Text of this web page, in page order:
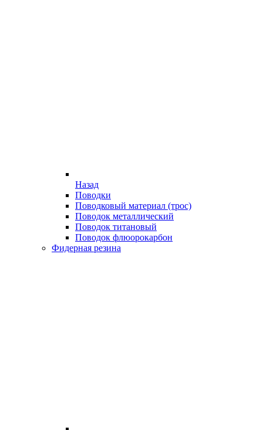
Назад
Поводки
Поводковый материал (трос)
Поводок металлический
Поводок титановый
Поводок флюорокарбон
Фидерная резина